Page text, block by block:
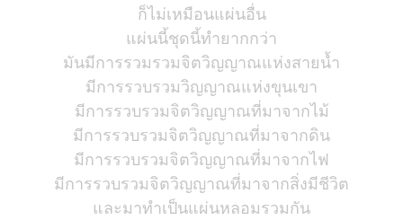
ก็ไม่เหมือนแผ่นอื่น
แผ่นนี้ชุดนี้ทำยากกว่า
มันมีการรวมรวมจิตวิญญาณแห่งสายน้ำ
มีการรวบรวมวิญญาณแห่งขุนเขา
มีการรวบรวมจิตวิญญาณที่มาจากไม้
มีการรวบรวมจิตวิญญาณที่มาจากดิน
มีการรวบรวมจิตวิญญาณที่มาจากไฟ
มีการรวบรวมจิตวิญญาณที่มาจากสิ่งมีชีวิต
และมาทำเป็นแผ่นหลอมรวมกัน